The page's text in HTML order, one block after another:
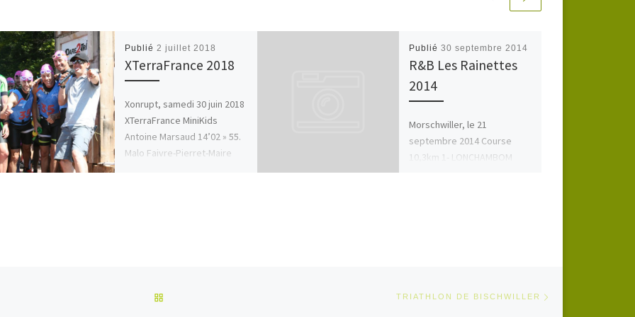
Publié 2 juillet 2018
XTerraFrance 2018
Xonrupt, samedi 30 juin 2018
XTerraFrance MiniKids
Antoine Marsaud 14’02 » 55.
Malo Faivre-Pierret-Maire
Publié30 septembre 2014
R&B Les Rainettes
2014
Morschwiller, le 21
septembre 2014 Course
10,3km 1- LONCHAMBOM
TRIATHLON DE BISCHWILLER